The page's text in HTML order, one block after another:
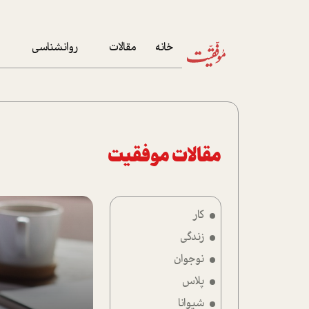
خانه مقالات
پرونده ویژه
روانشناسی
مقالات موفقیت
کار
زندگی
نوجوان
پلاس
شیوانا